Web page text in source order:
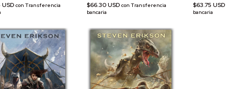
con Transferencia
$66.30 USDcon Transferencia
bancaria
$63.75 USD
bancaria